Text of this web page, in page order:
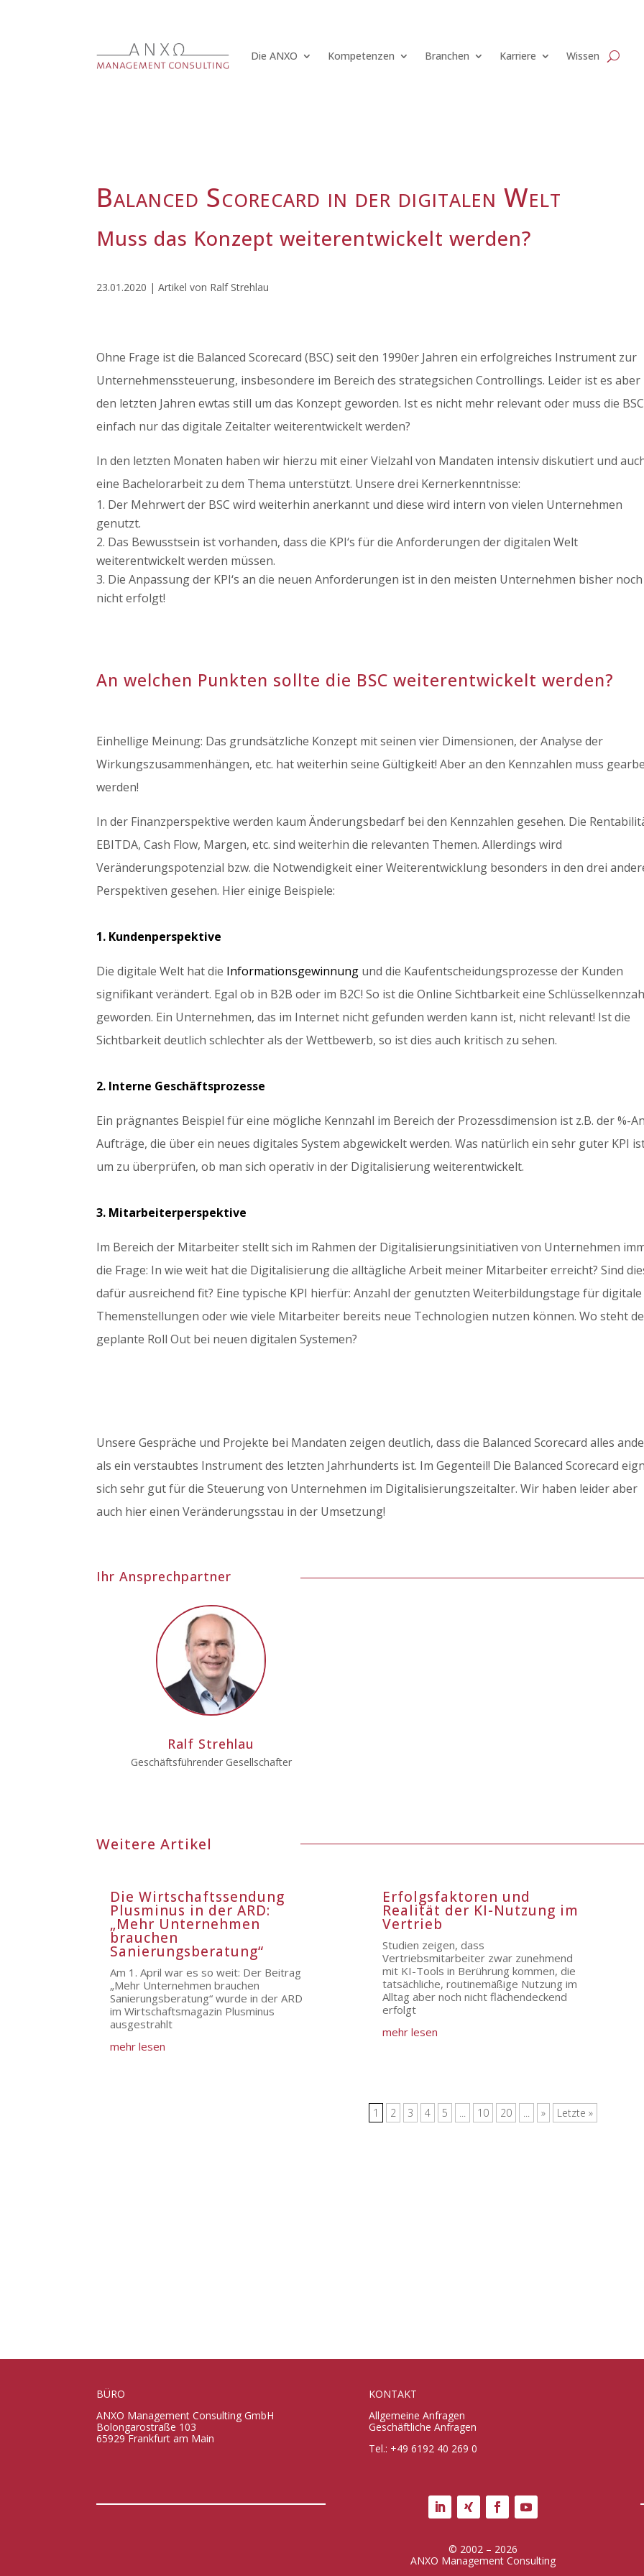
Die ANXO Kompetenzen Branchen Karriere Wissen
Balanced Scorecard in der digitalen Welt
Muss das Konzept weiterentwickelt werden?
23.01.2020 | Artikel von Ralf Strehlau
Ohne Frage ist die Balanced Scorecard (BSC) seit den 1990er Jahren ein erfolgreiches Instrument zur
Unternehmenssteuerung, insbesondere im Bereich des strategsichen Controllings. Leider ist es aber
den letzten Jahren ewtas still um das Konzept geworden. Ist es nicht mehr relevant oder muss die BSC
einfach nur das digitale Zeitalter weiterentwickelt werden?
In den letzten Monaten haben wir hierzu mit einer Vielzahl von Mandaten intensiv diskutiert und
eine Bachelorarbeit zu dem Thema unterstützt. Unsere drei Kernerkenntnisse:
Der Mehrwert der BSC wird weiterhin anerkannt und diese wird intern von vielen Unternehmen
genutzt.
Das Bewusstsein ist vorhanden, dass die KPI‘s für die Anforderungen der digitalen Welt
weiterentwickelt werden müssen.
Die Anpassung der KPI‘s an die neuen Anforderungen ist in den meisten Unternehmen bisher noch
nicht erfolgt!
An welchen Punkten sollte die BSC weiterentwickelt werden?
Einhellige Meinung: Das grundsätzliche Konzept mit seinen vier Dimensionen, der Analyse der
Wirkungszusammenhängen, etc. hat weiterhin seine Gültigkeit! Aber an den Kennzahlen muss
werden!
In der Finanzperspektive werden kaum Änderungsbedarf bei den Kennzahlen gesehen. Die
EBITDA, Cash Flow, Margen, etc. sind weiterhin die relevanten Themen. Allerdings wird
Veränderungspotenzial bzw. die Notwendigkeit einer Weiterentwicklung besonders in den drei
Perspektiven gesehen. Hier einige Beispiele:
1. Kundenperspektive
Die digitale Welt hat die Informationsgewinnung und die Kaufentscheidungsprozesse der Kunden
signifikant verändert. Egal ob in B2B oder im B2C! So ist die Online Sichtbarkeit eine
geworden. Ein Unternehmen, das im Internet nicht gefunden werden kann ist, nicht relevant! Ist die
Sichtbarkeit deutlich schlechter als der Wettbewerb, so ist dies auch kritisch zu sehen.
2. Interne Geschäftsprozesse
Ein prägnantes Beispiel für eine mögliche Kennzahl im Bereich der Prozessdimension ist z.B. der %-
Aufträge, die über ein neues digitales System abgewickelt werden. Was natürlich ein sehr guter KPI
um zu überprüfen, ob man sich operativ in der Digitalisierung weiterentwickelt.
3. Mitarbeiterperspektive
Im Bereich der Mitarbeiter stellt sich im Rahmen der Digitalisierungsinitiativen von Unternehmen
die Frage: In wie weit hat die Digitalisierung die alltägliche Arbeit meiner Mitarbeiter erreicht? Sind
dafür ausreichend fit? Eine typische KPI hierfür: Anzahl der genutzten Weiterbildungstage für digitale
Themenstellungen oder wie viele Mitarbeiter bereits neue Technologien nutzen können. Wo steht
geplante Roll Out bei neuen digitalen Systemen?
Unsere Gespräche und Projekte bei Mandaten zeigen deutlich, dass die Balanced Scorecard alles
als ein verstaubtes Instrument des letzten Jahrhunderts ist. Im Gegenteil! Die Balanced Scorecard
sich sehr gut für die Steuerung von Unternehmen im Digitalisierungszeitalter. Wir haben leider aber
auch hier einen Veränderungsstau in der Umsetzung!
Ihr Ansprechpartner
Ralf Strehlau
Geschäftsführender Gesellschafter
Weitere Artikel
Die Wirtschaftssendung
Plusminus in der ARD:
„Mehr Unternehmen
brauchen
Sanierungsberatung“
Am 1. April war es so weit: Der Beitrag
„Mehr Unternehmen brauchen
Sanierungsberatung“ wurde in der ARD
im Wirtschaftsmagazin Plusminus
ausgestrahlt
mehr lesen
Erfolgsfaktoren und
Realität der KI-Nutzung im
Vertrieb
Studien zeigen, dass
Vertriebsmitarbeiter zwar zunehmend
mit KI-Tools in Berührung kommen, die
tatsächliche, routinemäßige Nutzung im
Alltag aber noch nicht flächendeckend
erfolgt
mehr lesen
1 2 3 4 5 10 20 » Letzte »
BÜRO
ANXO Management Consulting GmbH
Bolongarostraße 103
65929 Frankfurt am Main
KONTAKT
Allgemeine Anfragen
Geschäftliche Anfragen
Tel.: +49 6192 40 269 0
© 2002 – 2026
ANXO Management Consulting